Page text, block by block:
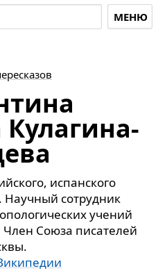
МЕНЮ
Кулагина-
испанского
Научный сотрудник
учений
Союза писателей